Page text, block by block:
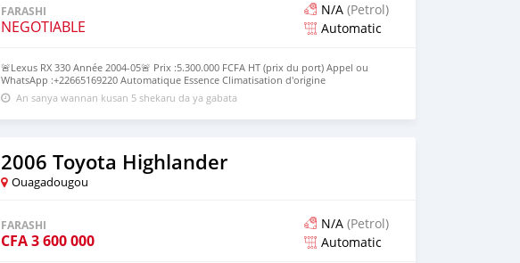
FARASHI
NEGOTIABLE
N/A (Petrol)
Automatic
🚨Lexus RX 330 Année 2004-05🚨 Prix :5.300.000 FCFA HT (prix du port) Appel ou
WhatsApp :+22665169220 Automatique Essence Climatisation d'origine
An sanya wannan kusan 5 shekaru da ya gabata
2006 Toyota Highlander
Ouagadougou
FARASHI
CFA3 600 000
N/A (Petrol)
Automatic